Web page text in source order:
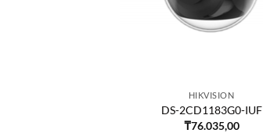
HIKVISION
DS-2CD1183G0-IUF
₸76.035,00